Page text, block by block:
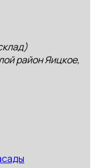
район Яицкое,